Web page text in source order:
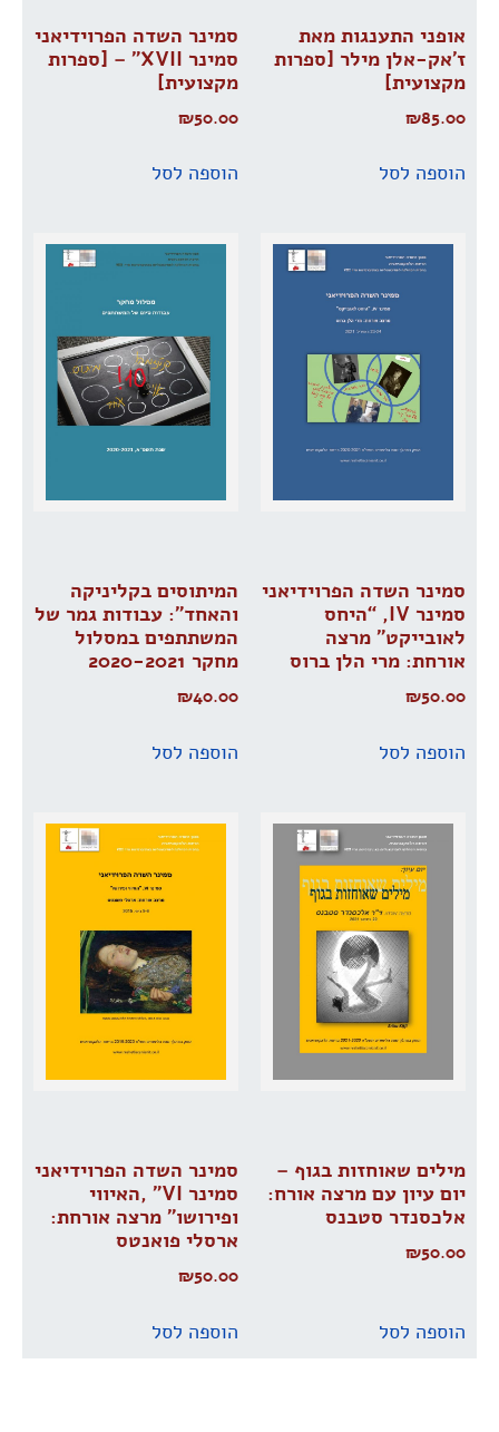
אופני התענגות מאת
ז’אק-אלן מילר [ספרות
מקצועית]
₪85.00
הוספה לסל
סמינר השדה הפרוידיאני
סמינר XVII” – [ספרות
מקצועית]
₪50.00
הוספה לסל
סמינר השדה הפרוידיאני
סמינר IV, “היחס
לאובייקט” מרצה
אורחת: מרי הלן ברוס
₪50.00
הוספה לסל
המיתוסים בקליניקה
והאחד”: עבודות גמר של
המשתתפים במסלול
מחקר 2020-2021
₪40.00
הוספה לסל
מילים שאוחזות בגוף –
יום עיון עם מרצה אורח:
אלכסנדר סטבנס
₪50.00
הוספה לסל
סמינר השדה הפרוידיאני
סמינר VI” ,האיווי
ופירושו” מרצה אורחת:
ארסלי פואנטס
₪50.00
הוספה לסל